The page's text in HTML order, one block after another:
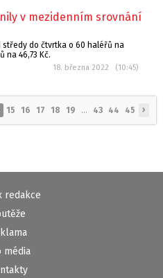
v mezidenním srovnání
středy do čtvrtka o 60 haléřů na
na 46,73 Kč.
18. března 2022 (10:45)
15 16 17 18 19 ... 43 44 45 ›
redakce
média